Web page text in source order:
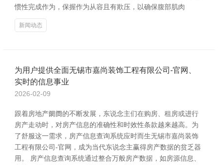
惯性完成作为，保握作为从容且有欺压，以确保腹部肌肉
新闻动态
为用户提供全面无锡市嘉尚装饰工程有限公司-官网、
实时的信息事业
2026-02-09
跟着房地产阛阓的不断发展，东说念主们在购房、租房或进行
房产走动时，对房产信息的准确性和时效性条款越来越高。为
了舒服这一需求，房产信息查询系统应时而生无锡市嘉尚装饰
工程有限公司-官网，成为当代东说念主赢得房产数据的贫乏器
用。 房产信息查询系统通过整合万般房产数据，如房源信息、